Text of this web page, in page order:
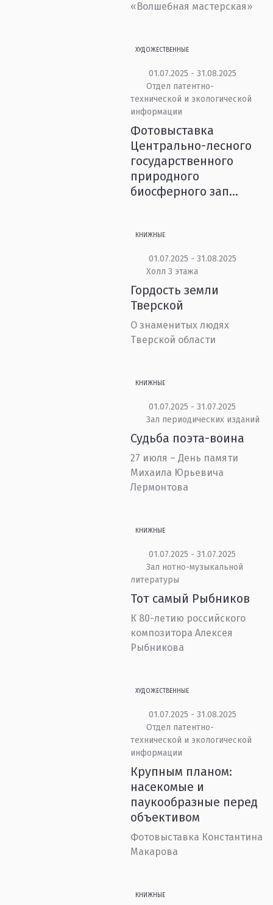
«Волшебная мастерская»
ХУДОЖЕСТВЕННЫЕ
01.07.2025 - 31.08.2025
Отдел патентно-
технической и экологической
информации
Фотовыставка
Центрально-лесного
государственного
природного
биосферного зап...
КНИЖНЫЕ
01.07.2025 - 31.08.2025
Холл 3 этажа
Гордость земли
Тверской
О знаменитых людях
Тверской области
КНИЖНЫЕ
01.07.2025 - 31.07.2025
Зал периодических изданий
Судьба поэта-воина
27 июля – День памяти
Михаила Юрьевича
Лермонтова
КНИЖНЫЕ
01.07.2025 - 31.07.2025
Зал нотно-музыкальной
литературы
Тот самый Рыбников
К 80-летию российского
композитора Алексея
Рыбникова
ХУДОЖЕСТВЕННЫЕ
01.07.2025 - 31.08.2025
Отдел патентно-
технической и экологической
информации
Крупным планом:
насекомые и
паукообразные перед
объективом
Фотовыставка Константина
Макарова
КНИЖНЫЕ